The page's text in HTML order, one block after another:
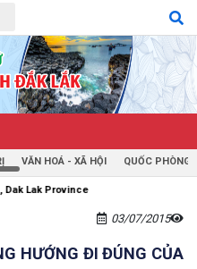
Tiếng Việt Tiếng Anh
VĂN HOÁ - XÃ HỘI QUỐC PHÒNG
03/07/2015
HƯỚNG ĐI ĐÚNG CỦA